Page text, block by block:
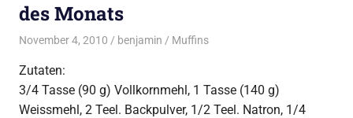
des Monats
November 4, 2010 benjamin Muffins
Zutaten:
3/4 Tasse (90 g) Vollkornmehl, 1 Tasse (140 g)
Weissmehl, 2 Teel. Backpulver, 1/2 Teel. Natron, 1/4